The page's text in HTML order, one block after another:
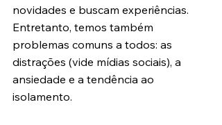
novidades e buscam experiências.
Entretanto, temos também
problemas comuns a todos: as
distrações (vide mídias sociais), a
ansiedade e a tendência ao
isolamento.